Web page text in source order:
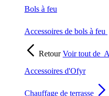
Bols à feu
Accessoires de bols à feu
RetourVoir tout de
Accessoires d'Ofyr
Chauffage de terrasse